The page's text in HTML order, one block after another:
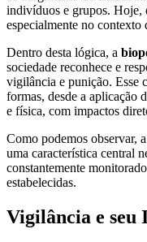
indivíduos e grupos. Hoje,
especialmente no contexto
Dentro desta lógica, a
sociedade reconhece e
vigilância e punição. Esse
formas, desde a aplicação
e física, com impactos
Como podemos observar, a
uma característica central
constantemente
estabelecidas.
Vigilância e seu